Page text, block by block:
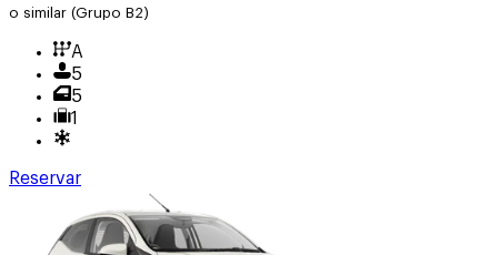
o similar (Grupo B2)
A
5
5
1
Reservar